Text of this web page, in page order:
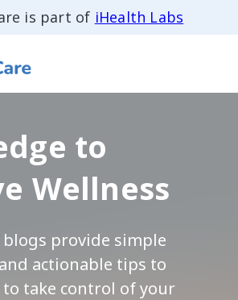
is part of iHealth Labs
to
Wellness
provide simple
actionable tips to
take control of your